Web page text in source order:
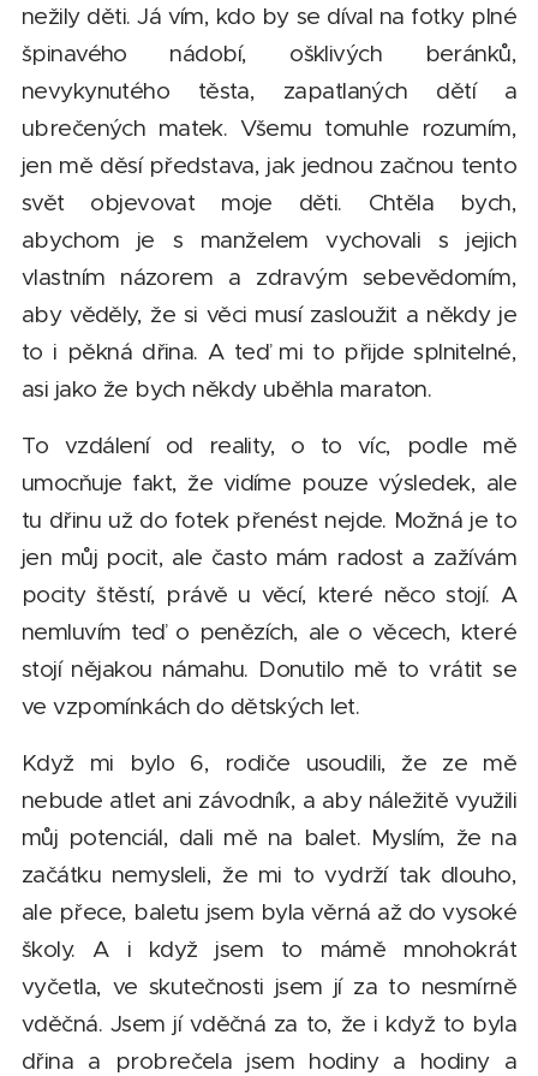
nežily děti. Já vím, kdo by se díval na fotky plné
špinavého nádobí, ošklivých beránků,
nevykynutého těsta, zapatlaných dětí a
ubrečených matek. Všemu tomuhle rozumím,
jen mě děsí představa, jak jednou začnou tento
svět objevovat moje děti. Chtěla bych,
abychom je s manželem vychovali s jejich
vlastním názorem a zdravým sebevědomím,
aby věděly, že si věci musí zasloužit a někdy je
to i pěkná dřina. A teď mi to přijde splnitelné,
asi jako že bych někdy uběhla maraton.
To vzdálení od reality, o to víc, podle mě
umocňuje fakt, že vidíme pouze výsledek, ale
tu dřinu už do fotek přenést nejde. Možná je to
jen můj pocit, ale často mám radost a zažívám
pocity štěstí, právě u věcí, které něco stojí. A
nemluvím teď o penězích, ale o věcech, které
stojí nějakou námahu. Donutilo mě to vrátit se
ve vzpomínkách do dětských let.
Když mi bylo 6, rodiče usoudili, že ze mě
nebude atlet ani závodník, a aby náležitě využili
můj potenciál, dali mě na balet. Myslím, že na
začátku nemysleli, že mi to vydrží tak dlouho,
ale přece, baletu jsem byla věrná až do vysoké
školy. A i když jsem to mámě mnohokrát
vyčetla, ve skutečnosti jsem jí za to nesmírně
vděčná. Jsem jí vděčná za to, že i když to byla
dřina a probrečela jsem hodiny a hodiny a